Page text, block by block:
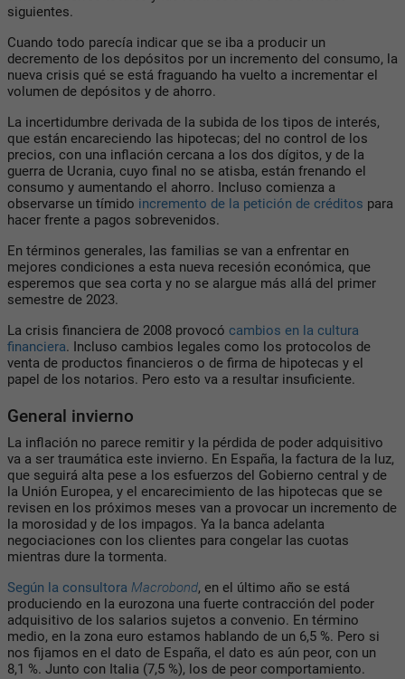
siguientes.
Cuando todo parecía indicar que se iba a producir un
decremento de los depósitos por un incremento del consumo, la
nueva crisis qué se está fraguando ha vuelto a incrementar el
volumen de depósitos y de ahorro.
La incertidumbre derivada de la subida de los tipos de interés,
que están encareciendo las hipotecas; del no control de los
precios, con una inflación cercana a los dos dígitos, y de la
guerra de Ucrania, cuyo final no se atisba, están frenando el
consumo y aumentando el ahorro. Incluso comienza a
observarse un tímido incremento de la petición de créditos para
hacer frente a pagos sobrevenidos.
En términos generales, las familias se van a enfrentar en
mejores condiciones a esta nueva recesión económica, que
esperemos que sea corta y no se alargue más allá del primer
semestre de 2023.
La crisis financiera de 2008 provocó cambios en la cultura
financiera. Incluso cambios legales como los protocolos de
venta de productos financieros o de firma de hipotecas y el
papel de los notarios. Pero esto va a resultar insuficiente.
General invierno
La inflación no parece remitir y la pérdida de poder adquisitivo
va a ser traumática este invierno. En España, la factura de la luz,
que seguirá alta pese a los esfuerzos del Gobierno central y de
la Unión Europea, y el encarecimiento de las hipotecas que se
revisen en los próximos meses van a provocar un incremento de
la morosidad y de los impagos. Ya la banca adelanta
negociaciones con los clientes para congelar las cuotas
mientras dure la tormenta.
Según la consultora Macrobond, en el último año se está
produciendo en la eurozona una fuerte contracción del poder
adquisitivo de los salarios sujetos a convenio. En término
medio, en la zona euro estamos hablando de un 6,5 %. Pero si
nos fijamos en el dato de España, el dato es aún peor, con un
8,1 %. Junto con Italia (7,5 %), los de peor comportamiento.